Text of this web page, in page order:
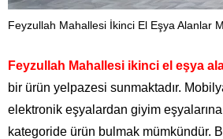
Feyzullah Mahallesi İkinci El Eşya Alanlar
Feyzullah Mahallesi ikinci el eşya
bir ürün yelpazesi sunmaktadır.
elektronik eşyalardan giyim
kategoride ürün bulmak mümkündür.